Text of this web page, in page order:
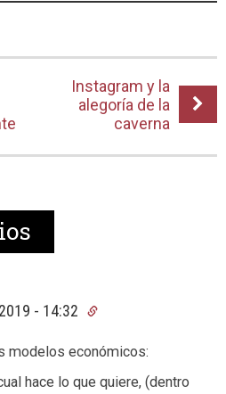
Instagram y la
alegoría de la
caverna
- 14:32
modelos económicos:
hace lo que quiere, (dentro